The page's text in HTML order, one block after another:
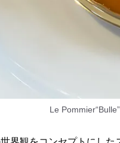
Le Pommier“Bulle”